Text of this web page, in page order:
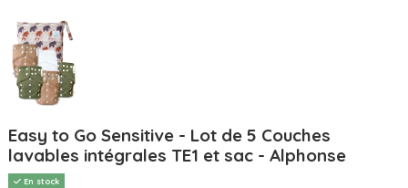
Easy to Go Sensitive - Lot de 5 Couches
lavables intégrales TE1 et sac - Alphonse
En stock